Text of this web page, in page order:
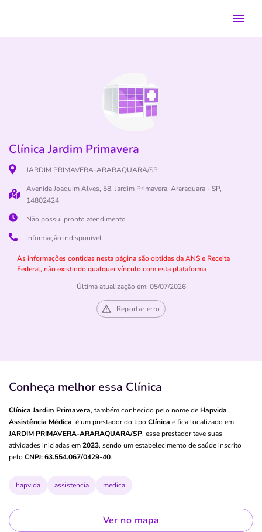
Clínica Jardim Primavera
JARDIM PRIMAVERA-ARARAQUARA/SP
Avenida Joaquim Alves, 58, Jardim Primavera, Araraquara - SP,
14802424
Não possui pronto atendimento
Informação indisponível
As informações contidas nesta página são obtidas da ANS e Receita
Federal, não existindo qualquer vínculo com esta plataforma
Última atualização em: 05/07/2026
Reportar erro
Conheça melhor essa Clínica
Clínica Jardim Primavera, também conhecido pelo nome de Hapvida
Assistência Médica, é um prestador do tipo Clínica e fica localizado em
JARDIM PRIMAVERA-ARARAQUARA/SP, esse prestador teve suas
atividades iniciadas em2023, sendo um estabelecimento de saúde inscrito
pelo CNPJ: 63.554.067/0429-40.
hapvida assistencia medica
Ver no mapa